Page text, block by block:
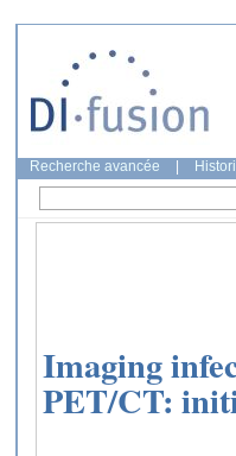
Recherche avancée
Imaging
PET/CT: